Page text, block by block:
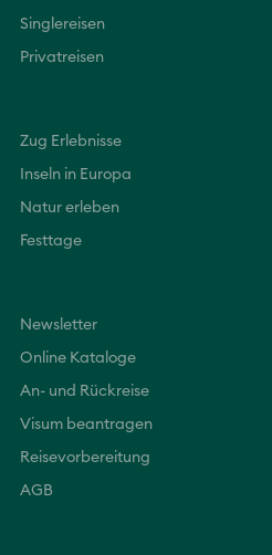
Singlereisen
Privatreisen
Zug Erlebnisse
Inseln in Europa
Natur erleben
Festtage
Newsletter
Online Kataloge
An- und Rückreise
Visum beantragen
Reisevorbereitung
AGB